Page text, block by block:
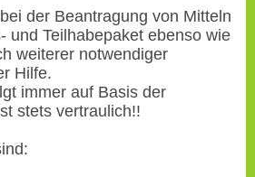
der Beantragung von Mitteln
und Teilhabepaket ebenso wie
weiterer notwendiger
Hilfe.
immer auf Basis der
stets vertraulich!!